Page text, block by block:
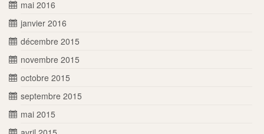
mai 2016
janvier 2016
décembre 2015
novembre 2015
octobre 2015
septembre 2015
mai 2015